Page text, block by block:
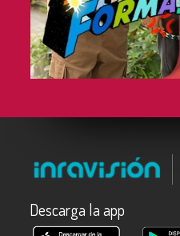
COMPARTIR
Descarga la app